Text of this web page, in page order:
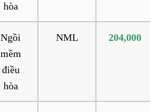
hòa
Ngồi
mềm
điều
hòa
NML 204,000